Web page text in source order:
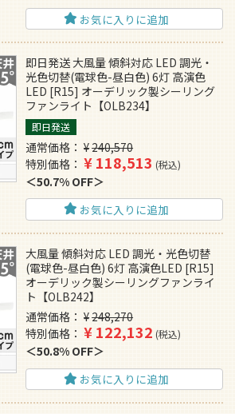
お気に入りに追加
即日発送 大風量 傾斜対応 LED 調光・
光色切替(電球色-昼白色) 6灯 高演色
LED [R15] オーデリック製シーリング
ファンライト【OLB234】
即日発送
通常価格 ¥240,570
特別価格
¥118,513 税込
50.7% OFF
お気に入りに追加
大風量 傾斜対応 LED 調光・光色切替
(電球色-昼白色) 6灯 高演色LED [R15]
オーデリック製シーリングファンライ
ト【OLB242】
通常価格
¥248,270
特別価格
¥122,132 税込
50.8% OFF
お気に入りに追加